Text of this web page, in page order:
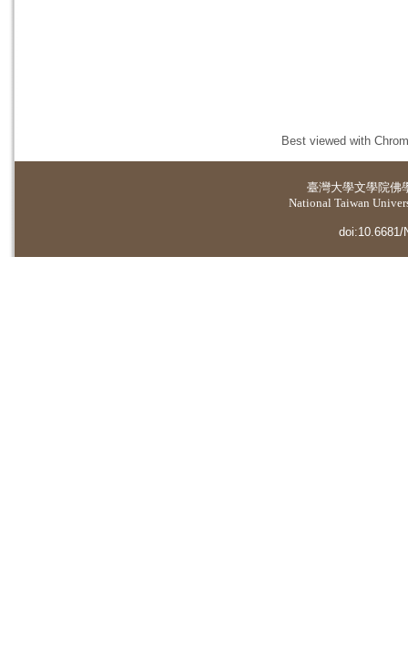
Best viewed with
臺灣大學文學院佛
National Taiwan
doi:10.6681/